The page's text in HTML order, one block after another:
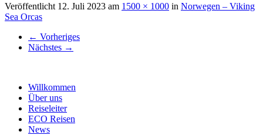
Veröffentlicht 12. Juli 2023 am 1500 × 1000 in Norwegen – Viking
Sea Orcas
← Vorheriges
Nächstes →
Willkommen
Über uns
Reiseleiter
ECO Reisen
News